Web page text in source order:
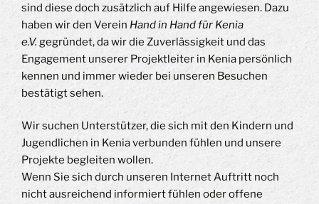
sind diese doch zusätzlich auf Hilfe angewiesen. Dazu
haben wir den Verein Hand in Hand für Kenia
e.V. gegründet, da wir die Zuverlässigkeit und das
Engagement unserer Projektleiter in Kenia persönlich
kennen und immer wieder bei unseren Besuchen
bestätigt sehen.
Wir suchen Unterstützer, die sich mit den Kindern und
Jugendlichen in Kenia verbunden fühlen und unsere
Projekte begleiten wollen.
Wenn Sie sich durch unseren Internet Auftritt noch
nicht ausreichend informiert fühlen oder offene